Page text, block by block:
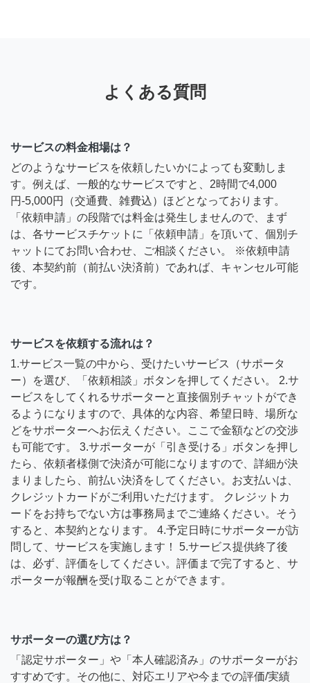
よくある質問
サービスの料金相場は？
どのようなサービスを依頼したいかによっても変動しま
す。例えば、一般的なサービスですと、2時間で4,000
円-5,000円（交通費、雑費込）ほどとなっております。
「依頼申請」の段階では料金は発生しませんので、まず
は、各サービスチケットに「依頼申請」を頂いて、個別チ
ャットにてお問い合わせ、ご相談ください。 ※依頼申請
後、本契約前（前払い決済前）であれば、キャンセル可能
です。
サービスを依頼する流れは？
1.サービス一覧の中から、受けたいサービス（サポータ
ー）を選び、「依頼相談」ボタンを押してください。 2.サ
ービスをしてくれるサポーターと直接個別チャットができ
るようになりますので、具体的な内容、希望日時、場所な
どをサポーターへお伝えください。ここで金額などの交渉
も可能です。 3.サポーターが「引き受ける」ボタンを押し
たら、依頼者様側で決済が可能になりますので、詳細が決
まりましたら、前払い決済をしてください。お支払いは、
クレジットカードがご利用いただけます。 クレジットカ
ードをお持ちでない方は事務局までご連絡ください。そう
すると、本契約となります。 4.予定日時にサポーターが訪
問して、サービスを実施します！ 5.サービス提供終了後
は、必ず、評価をしてください。評価まで完了すると、サ
ポーターが報酬を受け取ることができます。
サポーターの選び方は？
「認定サポーター」や「本人確認済み」のサポーターがお
すすめです。その他に、対応エリアや今までの評価/実績